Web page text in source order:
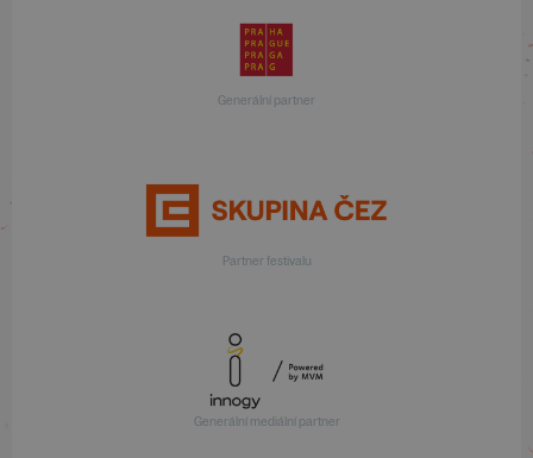
Generální partner
Partner festivalu
Generální mediální partner